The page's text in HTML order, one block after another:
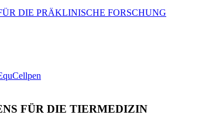
DIE PRÄKLINISCHE FORSCHUNG
FÜR DIE TIERMEDIZIN